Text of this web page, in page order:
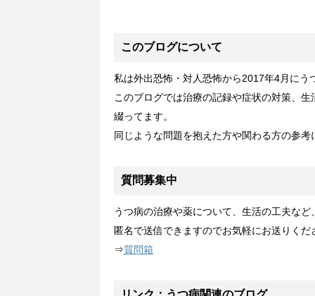
このブログについて
私は外出恐怖・対人恐怖から2017年4月にう
このブログでは治療の記録や症状の対策、
綴ってます。
同じような問題を抱えた方や関わる方の参考
質問募集中
うつ病の治療や薬について、生活の工夫な
匿名で送信できますのでお気軽にお送りくだ
⇒質問箱